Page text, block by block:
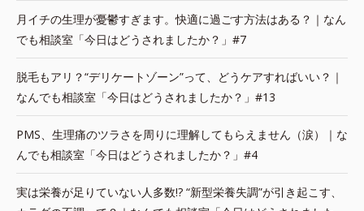
月イチの生理が憂鬱すぎます。快適に過ごす方法はある？｜なん
でも相談室「今日はどうされましたか？」#7
脱毛もアリ？“デリケートゾーン”って、どうケアすればいい？｜
なんでも相談室「今日はどうされましたか？」#13
PMS、生理痛のツラさを周りに理解してもらえません（涙）｜な
んでも相談室「今日はどうされましたか？」#4
実は栄養が足りていない人多数!? “新型栄養失調”が引き起こす、